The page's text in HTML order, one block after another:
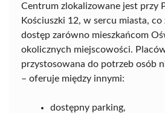
Centrum zlokalizowane jest przy
Kościuszki 12, w sercu miasta, co
dostęp zarówno mieszkańcom
okolicznych miejscowości.
przystosowana do potrzeb osób
– oferuje między innymi:
dostępny parking,